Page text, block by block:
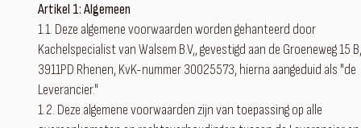
Artikel 1: Algemeen
1.1. Deze algemene voorwaarden worden gehanteerd door
Kachelspecialist van Walsem B.V,, gevestigd aan de Groeneweg 15 B,
3911PD Rhenen, KvK-nummer 30025573, hierna aangeduid als "de
Leverancier."
1.2. Deze algemene voorwaarden zijn van toepassing op alle